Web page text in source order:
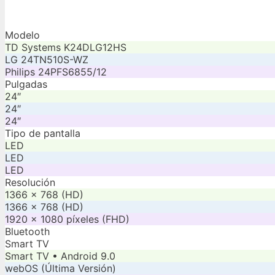
Modelo
TD Systems K24DLG12HS
LG 24TN510S-WZ
Philips 24PFS6855/12
Pulgadas
24″
24″
24″
Tipo de pantalla
LED
LED
LED
Resolución
1366 x 768 (HD)
1366 x 768 (HD)
1920 x 1080 píxeles (FHD)
Bluetooth
Smart TV
Smart TV • Android 9.0
webOS (Última Versión)